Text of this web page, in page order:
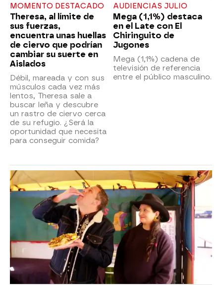
MOMENTO DESTACADO
Theresa, al límite de
sus fuerzas,
encuentra unas huellas
de ciervo que podrían
cambiar su suerte en
Aislados
Débil, mareada y con sus
músculos cada vez más
lentos, Theresa sale a
buscar leña y descubre
un rastro de ciervo cerca
de su refugio. ¿Será la
oportunidad que necesita
para conseguir comida?
AUDIENCIAS JULIO
Mega (1,1%) destaca
en el Late con El
Chiringuito de
Jugones
Mega (1,1%) cadena de
televisión de referencia
entre el público masculino.